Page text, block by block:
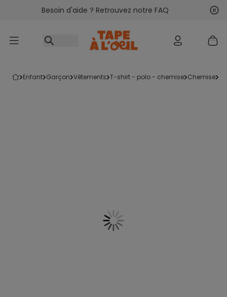
Accéder au contenu
Besoin d'aide ? Retrouvez notre FAQ
enfant garçon vêtements t-shirt - polo - chemise chemise